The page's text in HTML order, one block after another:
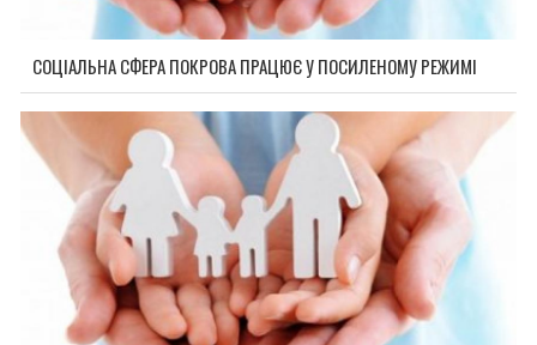
СОЦІАЛЬНА СФЕРА ПОКРОВА ПРАЦЮЄ У ПОСИЛЕНОМУ РЕЖИМІ